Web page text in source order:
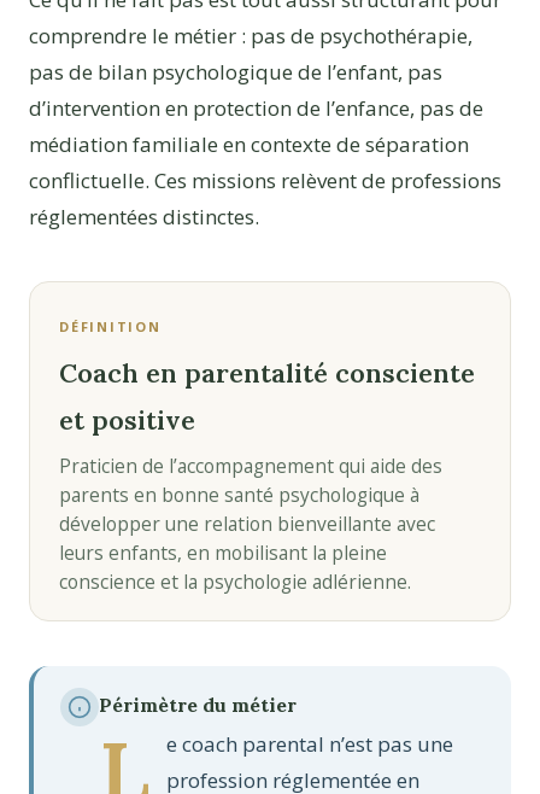
comprendre le métier : pas de psychothérapie,
pas de bilan psychologique de l’enfant, pas
d’intervention en protection de l’enfance, pas de
médiation familiale en contexte de séparation
conflictuelle. Ces missions relèvent de professions
réglementées distinctes.
DÉFINITION
Coach en parentalité consciente
et positive
Praticien de l’accompagnement qui aide des
parents en bonne santé psychologique à
développer une relation bienveillante avec
leurs enfants, en mobilisant la pleine
conscience et la psychologie adlérienne.
Périmètre du métier
e coach parental n’est pas une
profession réglementée en